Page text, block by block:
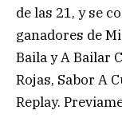
de las 21, y se
ganadores de
Baila y A Bailar
Rojas, Sabor A
Replay.